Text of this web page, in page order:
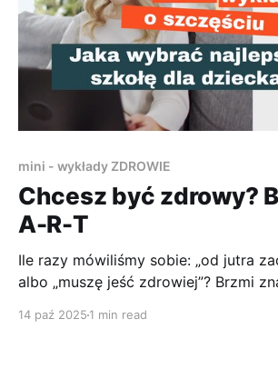
mini - wykłady ZDROWIE
Chcesz być zdrowy?
A-R-T
Ile razy mówiliśmy sobie: „od jutra
albo „muszę jeść zdrowiej”? Brzmi
do trwałych zmian. Dlaczego? Bo
14 paź 2025 1 min read